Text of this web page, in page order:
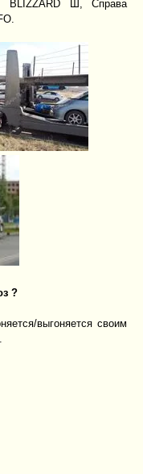
BLIZZARD Ш, Справа
?
выгоняется своим